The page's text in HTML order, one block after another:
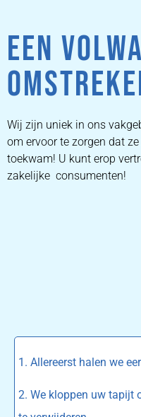
EEN
Wij zijn uniek in ons
om ervoor te zorgen dat
toekwam! U kunt erop
zakelijke consumenten!
1. Allereerst halen we
2. We kloppen uw tapijt